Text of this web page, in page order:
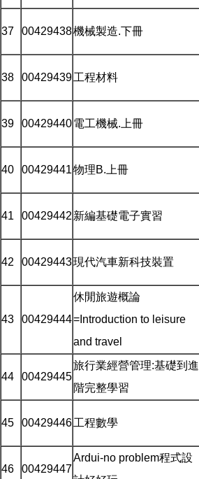
37 00429438機械製造.下冊
38 00429439工程材料
39 00429440電工機械.上冊
40 00429441物理B.上冊
41 00429442 新編基礎電子實習
42 00429443現代汽車新科技裝置
43 00429444
休閒旅遊概論
=Introduction to leisure
and travel
44 00429445
旅行業經營管理:基礎到進
階完整學習
45 00429446工程數學
46 00429447
Ardui-no problem程式設